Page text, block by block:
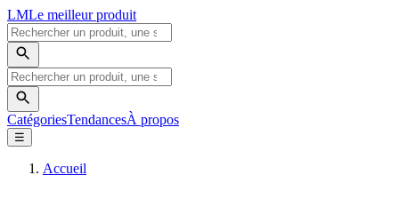
LMLe meilleur produit
CatégoriesTendancesÀ propos
☰
Accueil